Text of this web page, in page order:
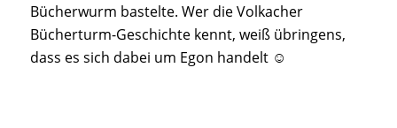
Bücherwurm bastelte. Wer die Volkacher
Bücherturm-Geschichte kennt, weiß übringens,
dass es sich dabei um Egon handelt ☺